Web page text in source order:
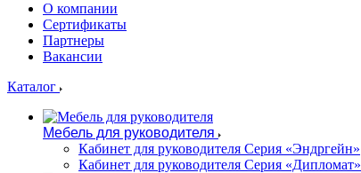
О компании
Сертификаты
Партнеры
Вакансии
Каталог
Мебель для руководителя
Кабинет для руководителя Серия «Эндргейн»
Кабинет для руководителя Серия «Дипломат»